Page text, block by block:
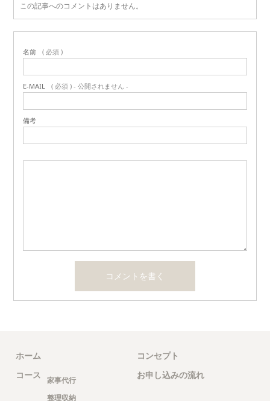
この記事へのコメントはありません。
名前 ( 必須 )
E-MAIL ( 必須 ) - 公開されません -
備考
ホーム
コンセプト
コース
家事代行
整理収納
お申し込みの流れ